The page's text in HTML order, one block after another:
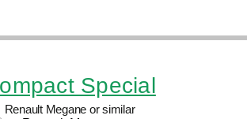
Special
Renault Megane or similar